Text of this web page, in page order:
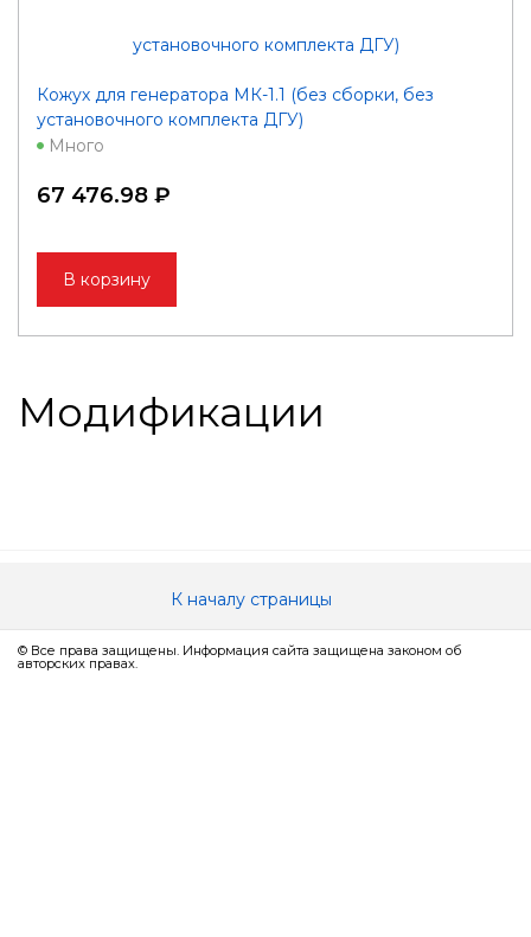
Кожух для генератора МК-1.1 (без сборки, без
установочного комплекта ДГУ)
Много
67 476.98 ₽
В корзину
Модификации
К началу страницы
© Все права защищены. Информация сайта защищена законом об
авторских правах.